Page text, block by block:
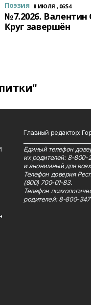
Поэзия 8 ИЮЛЯ , 06:54
№7.2026. Валентин
Круг завершён
Главный редактор:
Единый телефон
их родителей: 8-800-
и анонимный для
Телефон доверия
(800) 700-01-83.
Телефон
родителей: 8-800-